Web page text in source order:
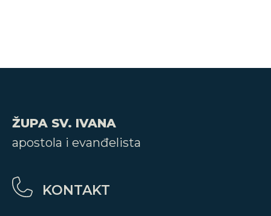
ŽUPA SV. IVANA
apostola i evanđelista
KONTAKT